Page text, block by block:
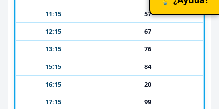
11:15
57
12:15
67
13:15
76
15:15
84
16:15
20
17:15
99